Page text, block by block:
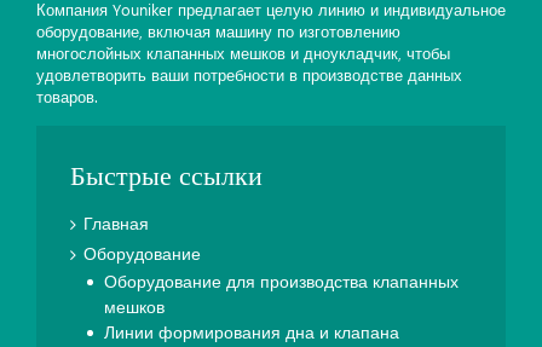
Компания Youniker предлагает целую линию и индивидуальное
оборудование, включая машину по изготовлению
многослойных клапанных мешков и дноукладчик, чтобы
удовлетворить ваши потребности в производстве данных
товаров.
Быстрые ссылки
Главная
Оборудование
Оборудование для производства клапанных
мешков
Линии формирования дна и клапана